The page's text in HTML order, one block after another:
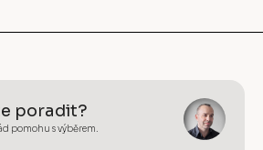
poradit?
pomohu s výběrem.